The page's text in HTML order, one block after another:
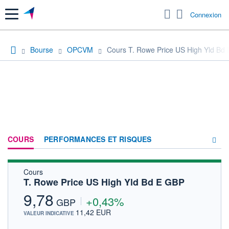
Menu Connexion
Bourse OPCVM Cours T. Rowe Price US High Yld Bd
COURS PERFORMANCES ET RISQUES
Cours
T. Rowe Price US High Yld Bd E GBP
9,78 GBP +0,43%
VALEUR INDICATIVE 11,42 EUR